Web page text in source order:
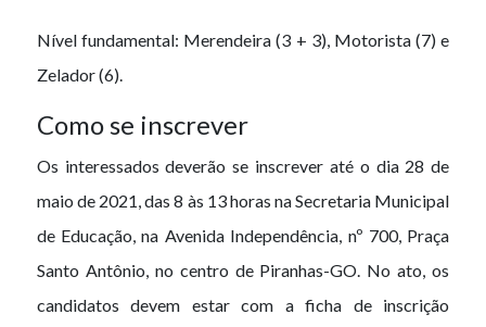
Nível fundamental: Merendeira (3 + 3), Motorista (7) e
Zelador (6).
Como se inscrever
Os interessados deverão se inscrever até o dia 28 de
maio de 2021, das 8 às 13 horas na Secretaria Municipal
de Educação, na Avenida Independência, nº 700, Praça
Santo Antônio, no centro de Piranhas-GO. No ato, os
candidatos devem estar com a ficha de inscrição